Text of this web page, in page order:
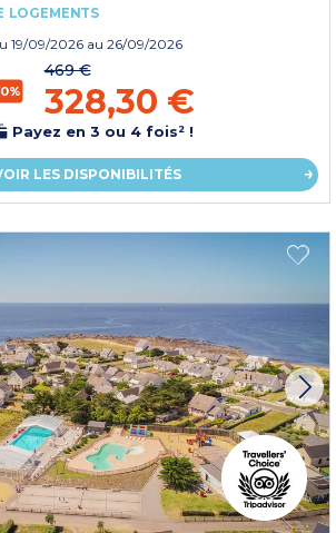
LOGEMENTS
19/09/2026 au 26/09/2026
469 €
328,30 €
Payez en 3 ou 4 fois² !
LES DISPONIBILITÉS